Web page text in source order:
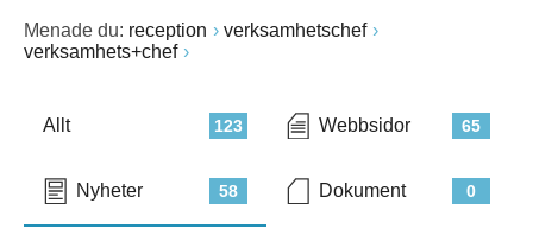
Menade du: reception
verksamhetschef
verksamhets+chef
123
Allt 65
Webbsidor
58
Nyheter 0
Dokument